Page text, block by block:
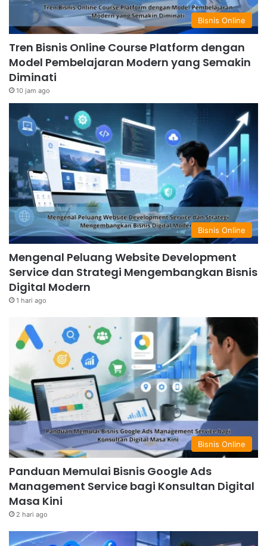
Bisnis Online
Tren Bisnis Online Course Platform dengan
Model Pembelajaran Modern yang Semakin
Diminati
10 jam ago
Bisnis Online
Mengenal Peluang Website Development
Service dan Strategi Mengembangkan Bisnis
Digital Modern
1 hari ago
Bisnis Online
Panduan Memulai Bisnis Google Ads
Management Service bagi Konsultan Digital
Masa Kini
2 hari ago